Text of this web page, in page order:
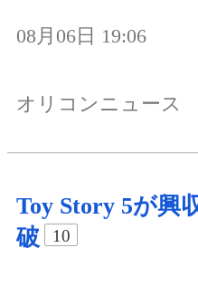
08月06日 19:06
オリコンニュース
Toy Story 5が興
破
10